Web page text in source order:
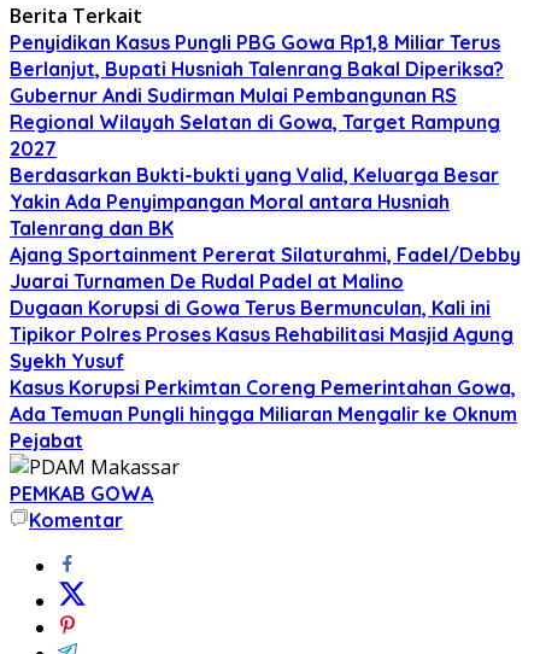
Berita Terkait
Penyidikan Kasus Pungli PBG Gowa Rp1,8 Miliar Terus
Berlanjut, Bupati Husniah Talenrang Bakal Diperiksa?
Gubernur Andi Sudirman Mulai Pembangunan RS
Regional Wilayah Selatan di Gowa, Target Rampung
2027
Berdasarkan Bukti-bukti yang Valid, Keluarga Besar
Yakin Ada Penyimpangan Moral antara Husniah
Talenrang dan BK
Ajang Sportainment Pererat Silaturahmi, Fadel/Debby
Juarai Turnamen De Rudal Padel at Malino
Dugaan Korupsi di Gowa Terus Bermunculan, Kali ini
Tipikor Polres Proses Kasus Rehabilitasi Masjid Agung
Syekh Yusuf
Kasus Korupsi Perkimtan Coreng Pemerintahan Gowa,
Ada Temuan Pungli hingga Miliaran Mengalir ke Oknum
Pejabat
PEMKAB GOWA
Komentar